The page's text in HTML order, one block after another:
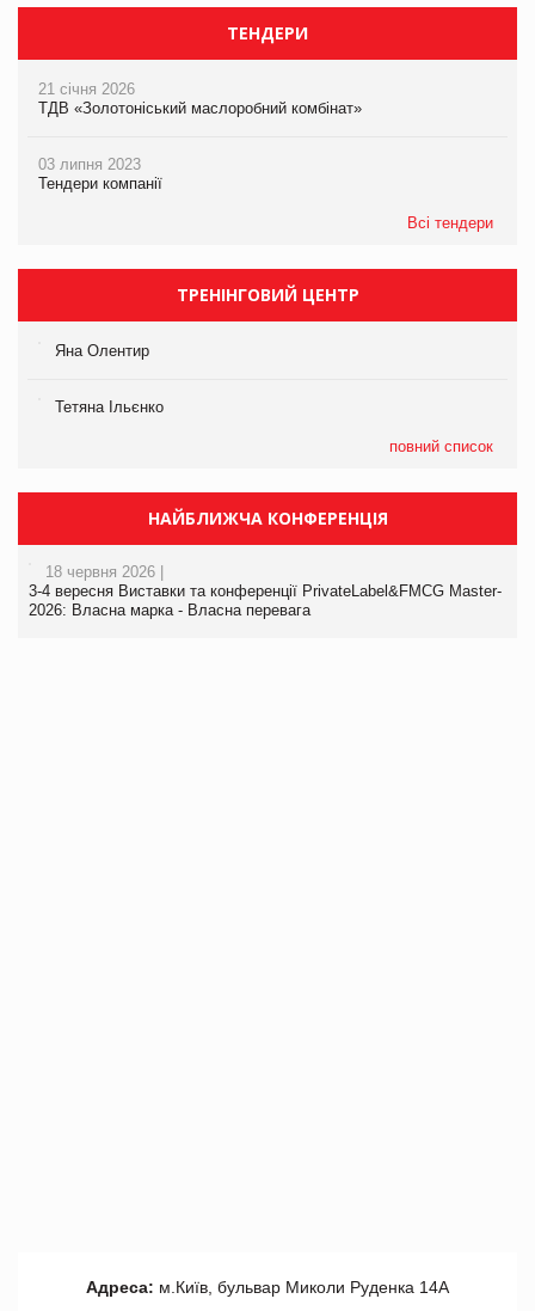
ТЕНДЕРИ
21 січня 2026
ТДВ «Золотоніський маслоробний комбінат»
03 липня 2023
Тендери компанії
Всі тендери
ТРЕНІНГОВИЙ ЦЕНТР
Яна Олентир
Тетяна Ільєнко
повний список
НАЙБЛИЖЧА КОНФЕРЕНЦІЯ
18 червня 2026 |
3-4 вересня Виставки та конференції PrivateLabel&FMCG Master-
2026: Власна марка - Власна перевага
Адреса: м.Київ, бульвар Миколи Руденка 14А